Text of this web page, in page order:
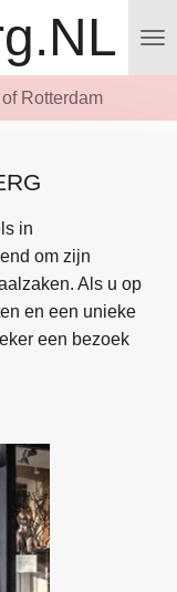
Rotterdam
in
om zijn
Als u op
en een unieke
een bezoek